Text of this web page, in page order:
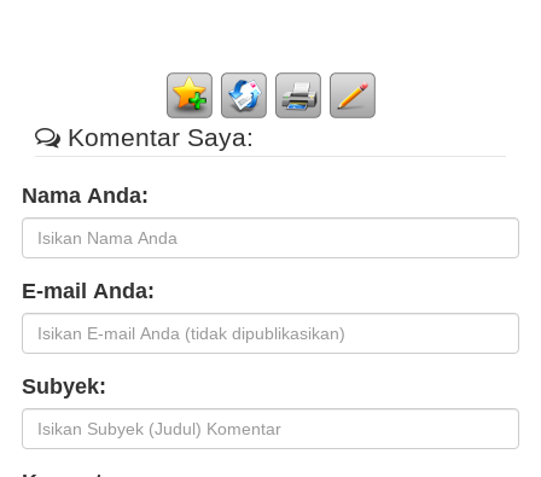
Komentar Saya:
Nama Anda:
E-mail Anda:
Subyek: